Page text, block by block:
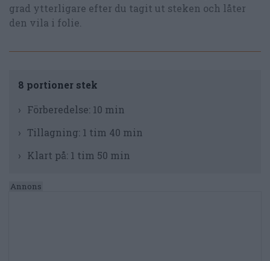
grad ytterligare efter du tagit ut steken och låter
den vila i folie.
8 portioner stek
Förberedelse: 10 min
Tillagning: 1 tim 40 min
Klart på: 1 tim 50 min